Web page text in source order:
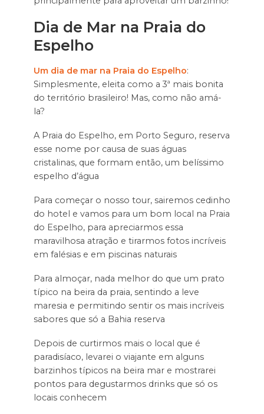
Dia de Mar na Praia do
Espelho
Um dia de mar na Praia do Espelho:
Simplesmente, eleita como a 3ª mais bonita
do território brasileiro! Mas, como não amá-
la?
A Praia do Espelho, em Porto Seguro, reserva
esse nome por causa de suas águas
cristalinas, que formam então, um belíssimo
espelho d’água
Para começar o nosso tour, sairemos cedinho
do hotel e vamos para um bom local na Praia
do Espelho, para apreciarmos essa
maravilhosa atração e tirarmos fotos incríveis
em falésias e em piscinas naturais
Para almoçar, nada melhor do que um prato
típico na beira da praia, sentindo a leve
maresia e permitindo sentir os mais incríveis
sabores que só a Bahia reserva
Depois de curtirmos mais o local que é
paradisíaco, levarei o viajante em alguns
barzinhos típicos na beira mar e mostrarei
pontos para degustarmos drinks que só os
locais conhecem